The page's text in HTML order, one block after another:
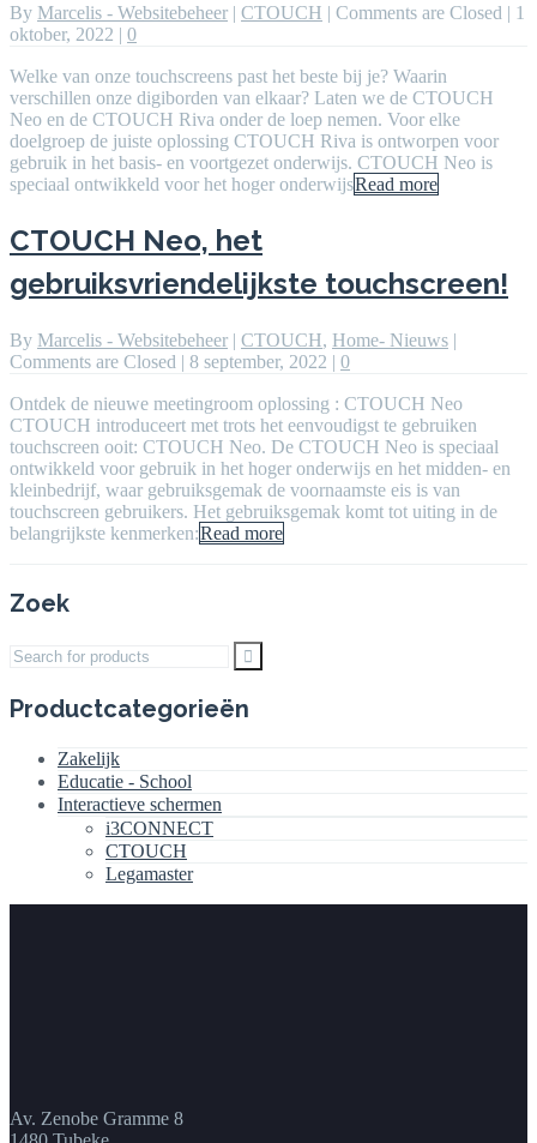
By Marcelis - Websitebeheer | CTOUCH | Comments are Closed | 1
oktober, 2022 | 0
Welke van onze touchscreens past het beste bij je? Waarin
verschillen onze digiborden van elkaar? Laten we de CTOUCH
Neo en de CTOUCH Riva onder de loep nemen. Voor elke
doelgroep de juiste oplossing CTOUCH Riva is ontworpen voor
gebruik in het basis- en voortgezet onderwijs. CTOUCH Neo is
speciaal ontwikkeld voor het hoger onderwijsRead more
CTOUCH Neo, het
gebruiksvriendelijkste touchscreen!
By Marcelis - Websitebeheer | CTOUCH, Home- Nieuws |
Comments are Closed | 8 september, 2022 | 0
Ontdek de nieuwe meetingroom oplossing : CTOUCH Neo
CTOUCH introduceert met trots het eenvoudigst te gebruiken
touchscreen ooit: CTOUCH Neo. De CTOUCH Neo is speciaal
ontwikkeld voor gebruik in het hoger onderwijs en het midden- en
kleinbedrijf, waar gebruiksgemak de voornaamste eis is van
touchscreen gebruikers. Het gebruiksgemak komt tot uiting in de
belangrijkste kenmerken:Read more
Zoek
Search
Productcategorieën
Zakelijk
Educatie - School
Interactieve schermen
i3CONNECT
CTOUCH
Legamaster
Av. Zenobe Gramme 8